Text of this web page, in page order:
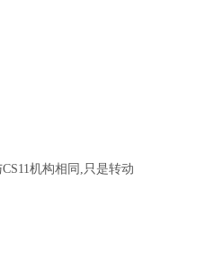
机构相同,只是转动